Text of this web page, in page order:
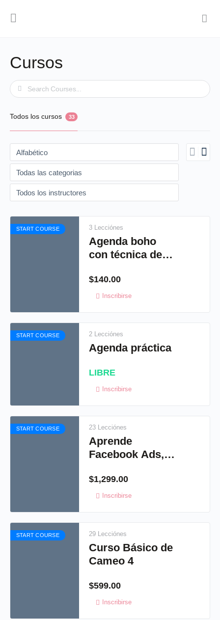
Cursos
Buscar
Todos los cursos 33
START COURSE 3 Lecciónes
Agenda boho
con técnica de
holográfico
$140.00
Inscribirse
START COURSE 2 Lecciónes
Agenda práctica
LIBRE
Inscribirse
START COURSE 23 Lecciónes
Aprende
Facebook Ads,
crafters
$1,299.00
Inscribirse
START COURSE 29 Lecciónes
Curso Básico de
Cameo 4
$599.00
Inscribirse